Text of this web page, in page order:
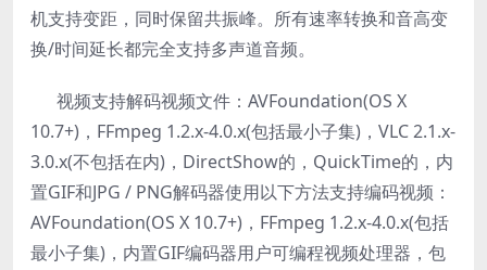
机支持变距，同时保留共振峰。所有速率转换和音高变
换/时间延长都完全支持多声道音频。
视频支持解码视频文件：AVFoundation(OS X
10.7+)，FFmpeg 1.2.x-4.0.x(包括最小子集)，VLC 2.1.x-
3.0.x(不包括在内)，DirectShow的，QuickTime的，内
置GIF和JPG / PNG解码器使用以下方法支持编码视频：
AVFoundation(OS X 10.7+)，FFmpeg 1.2.x-4.0.x(包括
最小子集)，内置GIF编码器用户可编程视频处理器，包